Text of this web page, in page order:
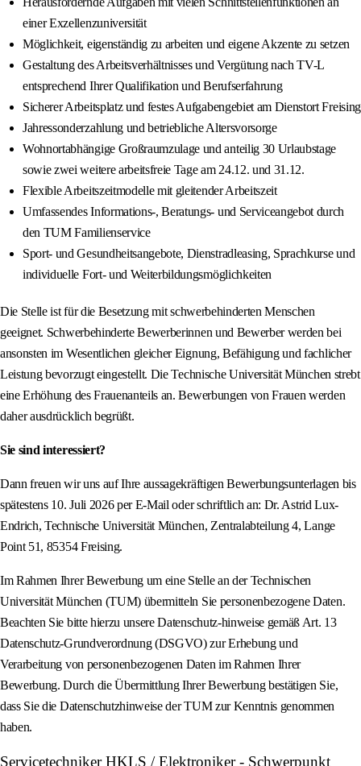
einer Exzellenzuniversität
Möglichkeit, eigenständig zu arbeiten und eigene Akzente zu setzen
Gestaltung des Arbeitsverhältnisses und Vergütung nach TV-L
entsprechend Ihrer Qualifikation und Berufserfahrung
Sicherer Arbeitsplatz und festes Aufgabengebiet am Dienstort Freising
Jahressonderzahlung und betriebliche Altersvorsorge
Wohnortabhängige Großraumzulage und anteilig 30 Urlaubstage
sowie zwei weitere arbeitsfreie Tage am 24.12. und 31.12.
Flexible Arbeitszeitmodelle mit gleitender Arbeitszeit
Umfassendes Informations-, Beratungs- und Serviceangebot durch
den TUM Familienservice
Sport- und Gesundheitsangebote, Dienstradleasing, Sprachkurse und
individuelle Fort- und Weiterbildungsmöglichkeiten
Die Stelle ist für die Besetzung mit schwerbehinderten Menschen
geeignet. Schwerbehinderte Bewerberinnen und Bewerber werden bei
ansonsten im Wesentlichen gleicher Eignung, Befähigung und fachlicher
Leistung bevorzugt eingestellt. Die Technische Universität München strebt
eine Erhöhung des Frauenanteils an. Bewerbungen von Frauen werden
daher ausdrücklich begrüßt.
Sie sind interessiert?
Dann freuen wir uns auf Ihre aussagekräftigen Bewerbungsunterlagen bis
spätestens 10. Juli 2026 per E-Mail oder schriftlich an: Dr. Astrid Lux-
Endrich, Technische Universität München, Zentralabteilung 4, Lange
Point 51, 85354 Freising.
Im Rahmen Ihrer Bewerbung um eine Stelle an der Technischen
Universität München (TUM) übermitteln Sie personenbezogene Daten.
Beachten Sie bitte hierzu unsere Datenschutz-hinweise gemäß Art. 13
Datenschutz-Grundverordnung (DSGVO) zur Erhebung und
Verarbeitung von personenbezogenen Daten im Rahmen Ihrer
Bewerbung. Durch die Übermittlung Ihrer Bewerbung bestätigen Sie,
dass Sie die Datenschutzhinweise der TUM zur Kenntnis genommen
haben.
Servicetechniker HKLS / Elektroniker - Schwerpunkt